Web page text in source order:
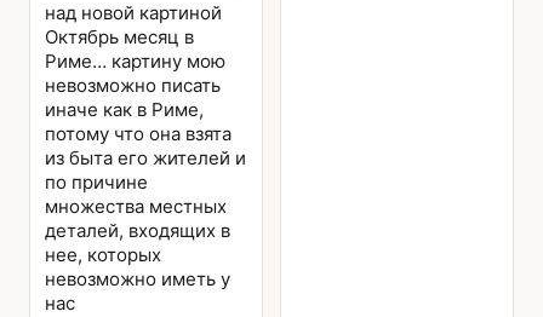
над новой картиной
Октябрь месяц в
Риме… картину мою
невозможно писать
иначе как в Риме,
потому что она взята
из быта его жителей и
по причине
множества местных
деталей, входящих в
нее, которых
невозможно иметь у
нас